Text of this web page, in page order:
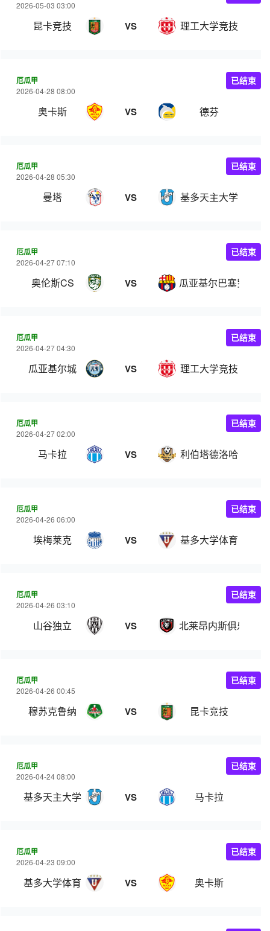
2026-05-03 03:00
昆卡竞技 VS 理工大学竞技
厄瓜甲
2026-04-28 08:00
奥卡斯 VS 德芬
已结束
厄瓜甲
2026-04-28 05:30
曼塔 VS 基多天主大学
已结束
厄瓜甲
2026-04-27 07:10
奥伦斯CS VS 瓜亚基尔巴塞罗那
已结束
厄瓜甲
2026-04-27 04:30
瓜亚基尔城 VS 理工大学竞技
已结束
厄瓜甲
2026-04-27 02:00
马卡拉 VS 利伯塔德洛哈
已结束
厄瓜甲
2026-04-26 06:00
埃梅莱克 VS 基多大学体育
已结束
厄瓜甲
2026-04-26 03:10
山谷独立 VS 北莱昂内斯俱乐部
已结束
厄瓜甲
2026-04-26 00:45
穆苏克鲁纳 VS 昆卡竞技
已结束
厄瓜甲
2026-04-24 08:00
基多天主大学 VS 马卡拉
已结束
厄瓜甲
2026-04-23 09:00
基多大学体育 VS 奥卡斯
已结束